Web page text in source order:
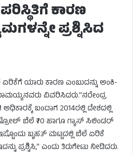
ಕಾರಣ
ಪ್ರಶ್ನಿಸಿದ
ಯಾರು ಕಾರಣ ಎಂಬುದನ್ನು ಅಂಕಿ-
ವಿವರಿಸಿದರು.”ನರೇಂದ್ರ
ಬಂದಾಗ 2014ರಲ್ಲಿ ದೇಶದಲ್ಲಿ
ಬೆಲೆ ₹70 ಹಾಗೂ ಗ್ಯಾಸ್ ಸಿಲಿಂಡರ್
ಬೃಹತ್ ಮಟ್ಟದಲ್ಲಿ ಬೆಲೆ ಏರಿಕೆ
ಪ್ರಶ್ನಿಸಿ,” ಎಂದು ತಿರುಗೇಟು ನೀಡಿದರು.